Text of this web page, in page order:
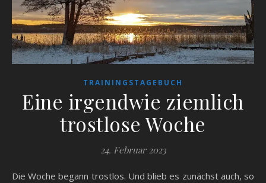
TRAININGSTAGEBUCH
Eine irgendwie ziemlich
trostlose Woche
24. Februar 2023
Die Woche begann trostlos. Und blieb es zunächst auch, so